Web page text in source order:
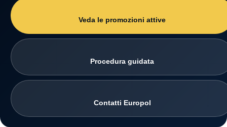
Veda le promozioni attive
Procedura guidata
Contatti Europol